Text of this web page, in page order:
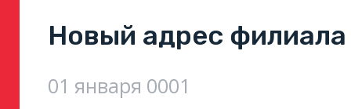
Новый адрес
01 января 0001